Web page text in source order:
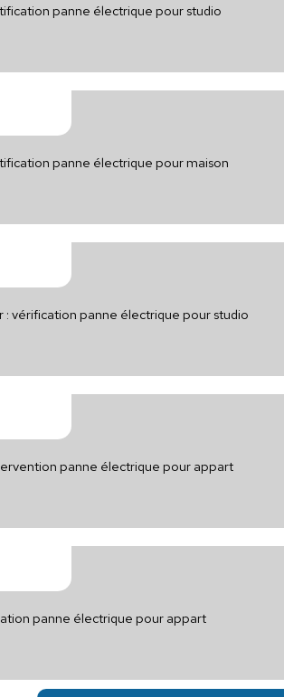
panne électrique pour studio
panne électrique pour maison
: vérification panne électrique pour studio
panne électrique pour appart
panne électrique pour appart